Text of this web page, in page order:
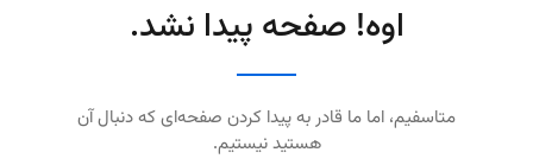
اوه! صفحه پیدا نشد.
متاسفیم، اما ما قادر به پیدا کردن صفحه‌ای که دنبال آن
هستید نیستیم.